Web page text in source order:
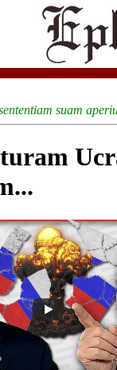
suam